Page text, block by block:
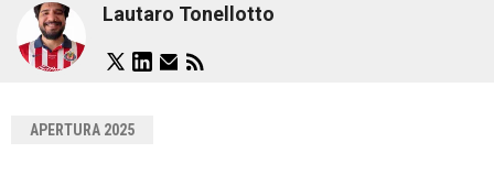
Lautaro Tonellotto
APERTURA 2025